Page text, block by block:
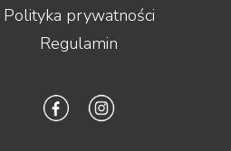
Polityka prywatności
Regulamin